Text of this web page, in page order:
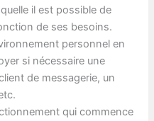
il est possible de
de ses besoins.
personnel en
si nécessaire une
de messagerie, un
qui commence